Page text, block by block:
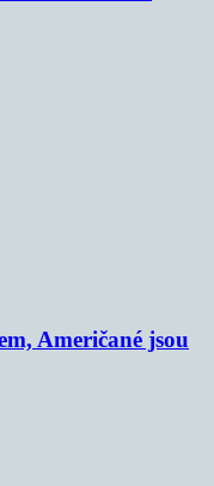
Američané jsou